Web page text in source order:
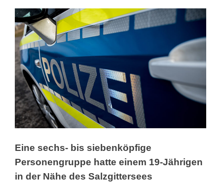
Eine sechs- bis siebenköpfige
Personengruppe hatte einem 19-Jährigen
in der Nähe des Salzgittersees